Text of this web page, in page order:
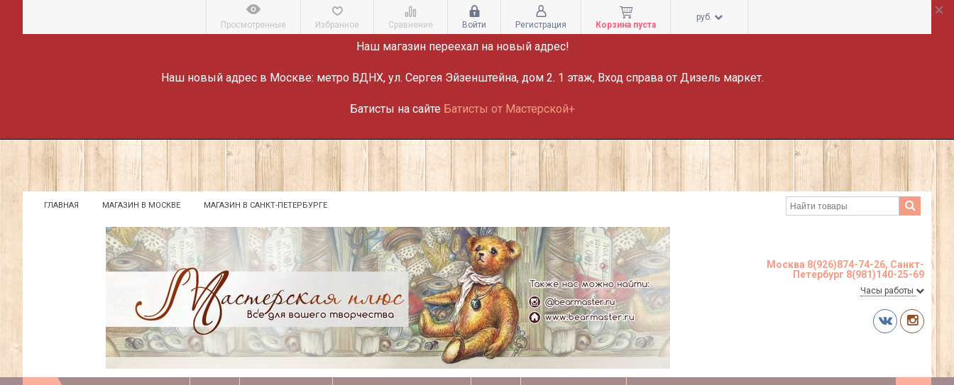
ВНИМАНИЕ!
Наш магазин переехал на новый адрес!
Наш новый адрес в Москве: метро ВДНХ, ул. Сергея Эйзенштейна, дом 2. 1 этаж, Вход справа от Дизель маркет.
Батисты на сайте Батисты от Мастерской+
Просмотренные Избранное Сравнение Войти Регистрация Корзина пуста
руб.
ГЛАВНАЯ МАГАЗИН В МОСКВЕ МАГАЗИН В САНКТ-ПЕТЕРБУРГЕ
Москва 8(926)874-74-26, Санкт-
Петербург 8(981)140-25-69
Часы работы